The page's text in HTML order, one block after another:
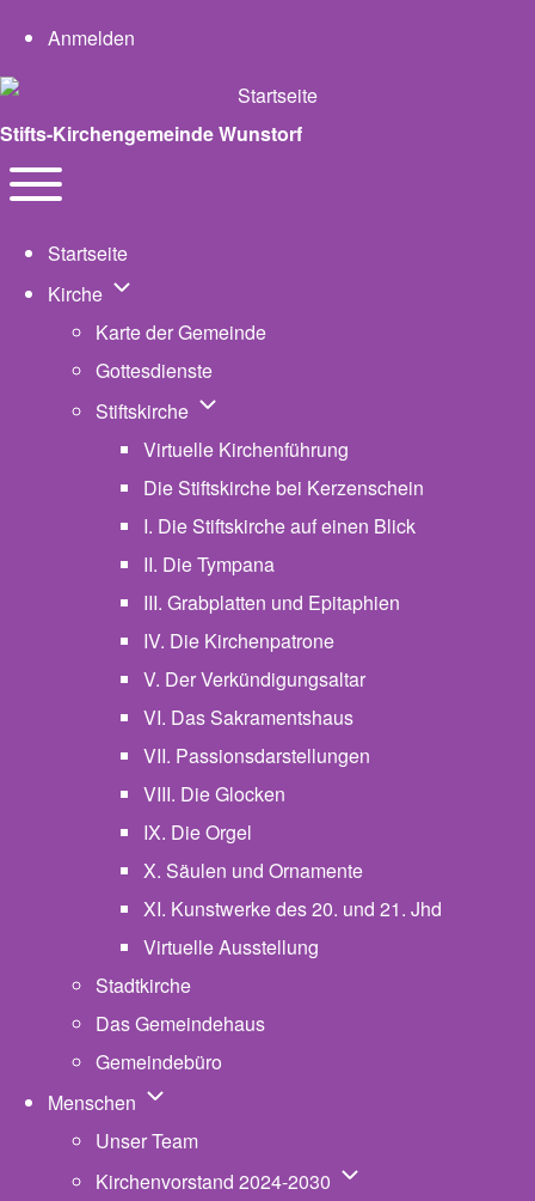
User account menu
Anmelden
Stifts-Kirchengemeinde Wunstorf
Navigation
Startseite
Kirche Unternavigation von Kirche
Karte der Gemeinde
Gottesdienste
Stiftskirche Unternavigation von Stiftskirche
Virtuelle Kirchenführung
Die Stiftskirche bei Kerzenschein
I. Die Stiftskirche auf einen Blick
II. Die Tympana
III. Grabplatten und Epitaphien
IV. Die Kirchenpatrone
V. Der Verkündigungsaltar
VI. Das Sakramentshaus
VII. Passionsdarstellungen
VIII. Die Glocken
IX. Die Orgel
X. Säulen und Ornamente
XI. Kunstwerke des 20. und 21. Jhd
Virtuelle Ausstellung
Stadtkirche
Das Gemeindehaus
Gemeindebüro
Menschen Unternavigation von Menschen
Unser Team
Kirchenvorstand 2024-2030 Unternavigation von